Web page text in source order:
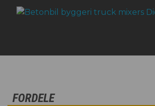
FORDELE